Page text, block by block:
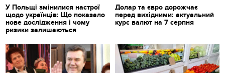
У Польщі змінилися настрої
щодо українців: Що показало
нове дослідження і чому
ризики залишаються
Долар та євро дорожчає
перед вихідними: актуальний
курс валют на 7 серпня